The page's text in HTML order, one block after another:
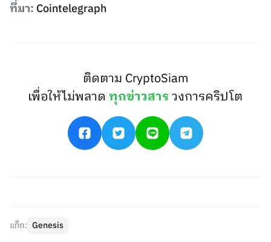
ที่มา: Cointelegraph
ติดตาม CryptoSiam
เพื่อให้ไม่พลาดทุกข่าวสารวงการคริปโต
แท็ก: Genesis